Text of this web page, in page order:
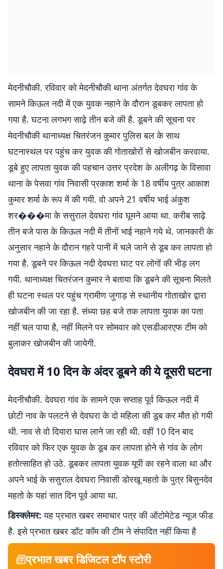
मेदनीचौकी. रविवार को मेदनीचौकी थाना अंतर्गत देवघरा गांव के
सामने किऊल नदी में एक युवक नहाने के दौरान डूबकर लापता हो
गया है. घटना लगभग साढ़े तीन बजे की है. डूबने की सूचना पर
मेदनीचौकी थानाध्यक्ष चितरंजन कुमार पुलिस बल के साथ
घटनास्थल पर पहुंच कर युवक की गोताखोरों से खोजबीन करवाया.
डूबे हुए लापता युवक की पहचान उत्तर प्रदेश के अलीगढ़ के विसावा
थाना के पेसवा गांव निवासी प्रकाश शर्मा के 18 वर्षीय पुत्र आकाश
कुमार शर्मा के रूप में की गयी. वो अपने 21 वर्षीय भाई अंकुश
शर���मा के ससुराल देवघरा गांव घूमने आया था. करीब साढ़े
तीन बजे पास के किऊल नदी में तीनों भाई नहाने गये थे. जानकारी के
अनुसार नहाने के दौरान गहरे पानी में चले जाने से डूब कर लापता हो
गया है. डूबने पर किऊल नदी देवघरा घाट पर लोगों की भीड़ लग
गयी. थानाध्यक्ष चितरंजन कुमार ने बताया कि डूबने की सूचना मिलते
ही घटना स्थल पर पहुंच ग्रामीण जुगाड़ से स्थानीय गोताखोर द्वारा
खोजबीन की जा रहा है. संध्या छह बजे तक लापता युवक का पता
नहीं चल पाया है, नहीं मिलने पर सोमवार को एसडीआरएफ टीम को
बुलाकर खोजबीन की जायेगी.
देवघरा में 10 दिन के अंदर डूबने की ये दूसरी घटना
मेदनीचौकी. देवघरा गांव के सामने एक सप्ताह पूर्व किऊल नदी में
छोटी नाव के पलटने से देवघरा के दो महिला की डूब कर मौत हो गयी
थी. नाव से वो दियारा घास लाने जा रही थी. वहीं 10 दिन बाद
रविवार को फिर एक युवक के डूब कर लापता होने से गांव के लोग
हतोत्साहित हो उठे. डूबकर लापता युवक यूपी का रहने वाला था और
अपने भाई के ससुराल देवघरा निवासी डोरखू महतो के पुत्र बिसुनदेव
महतो के यहां सात दिन पूर्व आया था.
डिस्क्लेमर: यह प्रभात खबर समाचार पत्र की ऑटोमेटेड न्यूज फीड
है. इसे प्रभात खबर डॉट कॉम की टीम ने संपादित नहीं किया है
प्रभात खबर डिजिटल टॉप स्टोरी